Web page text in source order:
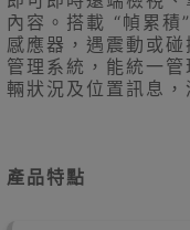
內容。搭載 “幀累
感應器，遇震動或
管理系統，能統一
輛狀況及位置訊息
產品特點